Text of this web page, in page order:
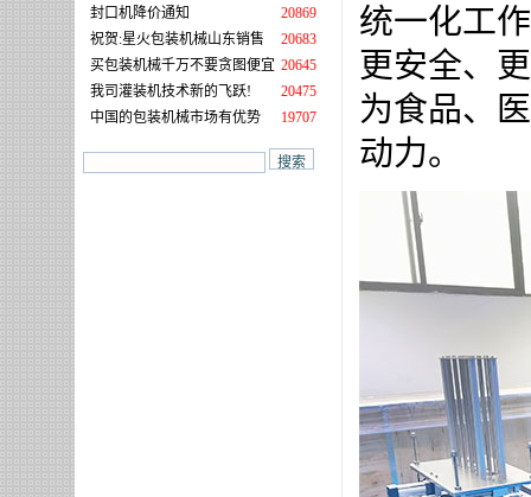
封口机降价通知
20869
祝贺:星火包装机械山东销售
20683
买包装机械千万不要贪图便宜 20645
我司灌装机技术新的飞跃!
20475
中国的包装机械市场有优势
19707
统一化工
更安全、
为食品、
动力。